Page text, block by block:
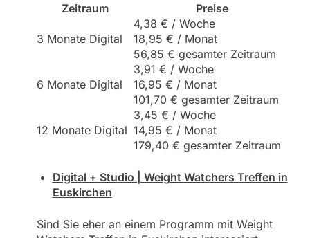
Zeitraum Preise
3 Monate Digital
4,38 € / Woche
18,95 € / Monat
56,85 € gesamter Zeitraum
6 Monate Digital
3,91 € / Woche
16,95 € / Monat
101,70 € gesamter Zeitraum
12 Monate Digital
3,45 € / Woche
14,95 € / Monat
179,40 € gesamter Zeitraum
Digital + Studio | Weight Watchers Treffen in
Euskirchen
Sind Sie eher an einem Programm mit Weight